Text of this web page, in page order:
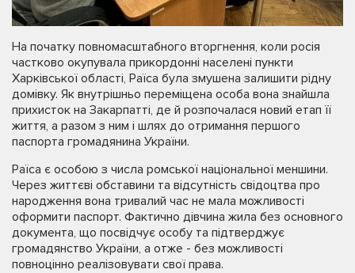
На початку повномасштабного вторгнення, коли росія
частково окупувала прикордонні населені пункти
Харківської області, Раїса була змушена залишити рідну
домівку. Як внутрішньо переміщена особа вона знайшла
прихисток на Закарпатті, де й розпочалася новий етап її
життя, а разом з ним і шлях до отримання першого
паспорта громадянина України.
Раїса є особою з числа ромської національної меншини.
Через життєві обставини та відсутність свідоцтва про
народження вона тривалий час не мала можливості
оформити паспорт. Фактично дівчина жила без основного
документа, що посвідчує особу та підтверджує
громадянство України, а отже - без можливості
повноцінно реалізовувати свої права.